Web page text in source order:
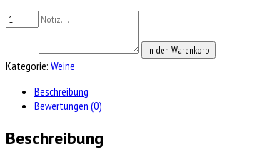
In den Warenkorb
Kategorie: Weine
Beschreibung
Bewertungen (0)
Beschreibung